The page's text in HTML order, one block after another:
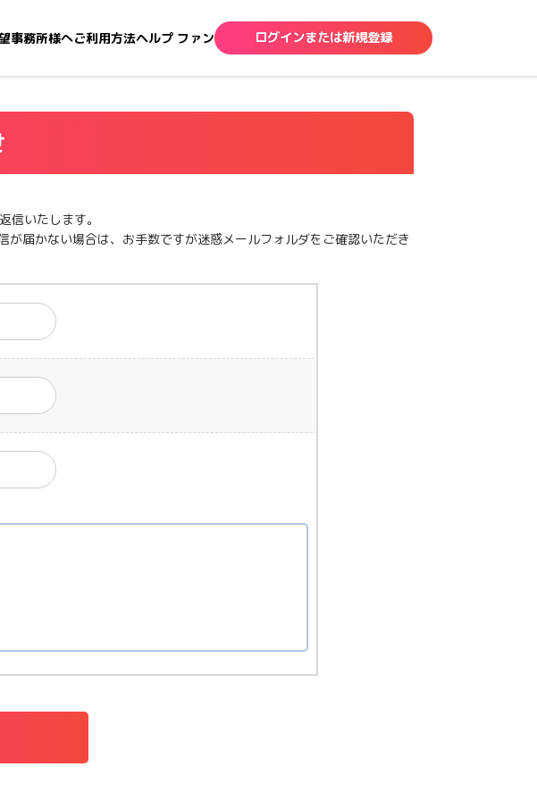
事務所様へご利用方法ヘルプ ファン ログインまたは新規登録
いたします。
届かない場合は、お手数ですが迷惑メールフォルダをご確認いただき